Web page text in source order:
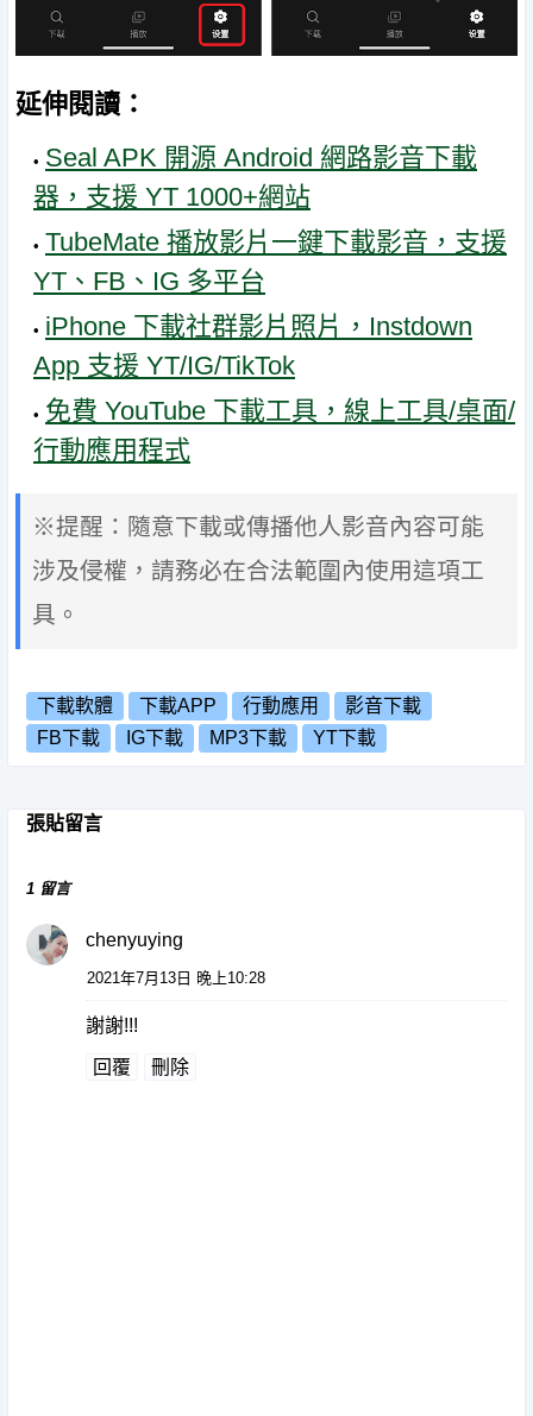
延伸閱讀：
Seal APK 開源 Android 網路影音下載
器，支援 YT 1000+網站
TubeMate 播放影片一鍵下載影音，支援
YT、FB、IG 多平台
iPhone 下載社群影片照片，Instdown
App 支援 YT/IG/TikTok
免費 YouTube 下載工具，線上工具/桌面/
行動應用程式
※提醒：隨意下載或傳播他人影音內容可能
涉及侵權，請務必在合法範圍內使用這項工
具。
下載軟體 下載APP 行動應用
影音下載
FB下載
IG下載 MP3下載 YT下載
張貼留言
1 留言
chenyuying
2021年7月13日 晚上10:28
謝謝!!!
回覆 刪除